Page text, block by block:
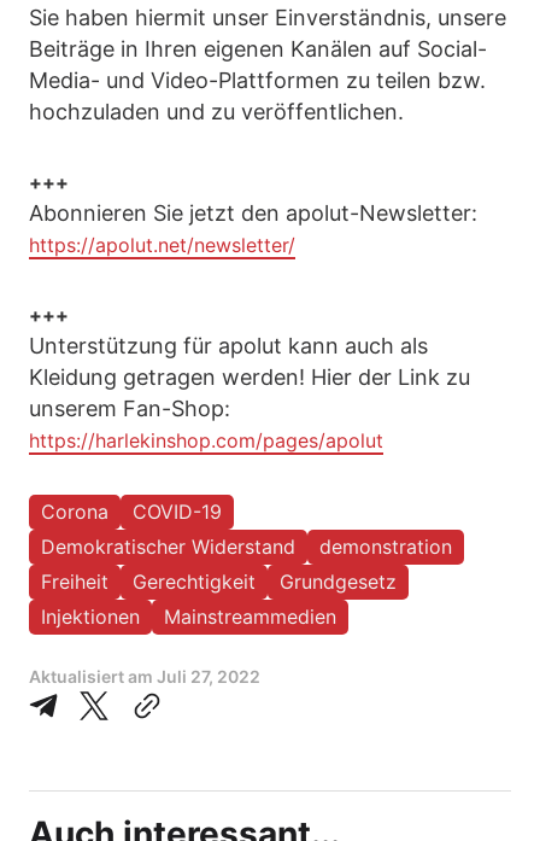
Sie haben hiermit unser Einverständnis, unsere
Beiträge in Ihren eigenen Kanälen auf Social-
Media- und Video-Plattformen zu teilen bzw.
hochzuladen und zu veröffentlichen.
+++
Abonnieren Sie jetzt den apolut-Newsletter:
https://apolut.net/newsletter/
+++
Unterstützung für apolut kann auch als
Kleidung getragen werden! Hier der Link zu
unserem Fan-Shop:
https://harlekinshop.com/pages/apolut
Corona
COVID-19
Demokratischer Widerstand
demonstration
Freiheit
Gerechtigkeit
Grundgesetz
Injektionen
Mainstreammedien
Aktualisiert am Juli 27, 2022